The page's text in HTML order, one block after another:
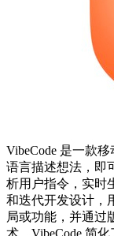
VibeCode 是一款
语言描述想法，即
析用户指令，实时
和迭代开发设计，
局或功能，并通过
术，VibeCode 简